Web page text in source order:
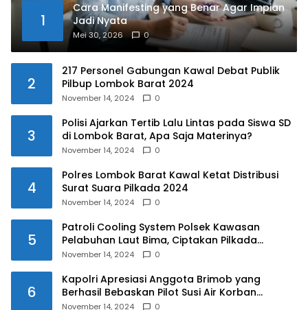
1
Cara Manifesting yang Benar Agar Impian
Jadi Nyata
Mei 30, 2026 0
2
217 Personel Gabungan Kawal Debat Publik
Pilbup Lombok Barat 2024
November 14, 2024 0
3
Polisi Ajarkan Tertib Lalu Lintas pada Siswa SD
di Lombok Barat, Apa Saja Materinya?
November 14, 2024 0
4
Polres Lombok Barat Kawal Ketat Distribusi
Surat Suara Pilkada 2024
November 14, 2024 0
5
Patroli Cooling System Polsek Kawasan
Pelabuhan Laut Bima, Ciptakan Pilkada
Serentak 2024 yang Aman dan Damai
November 14, 2024 0
6
Kapolri Apresiasi Anggota Brimob yang
Berhasil Bebaskan Pilot Susi Air Korban
Penyanderaan KKB
November 14, 2024 0